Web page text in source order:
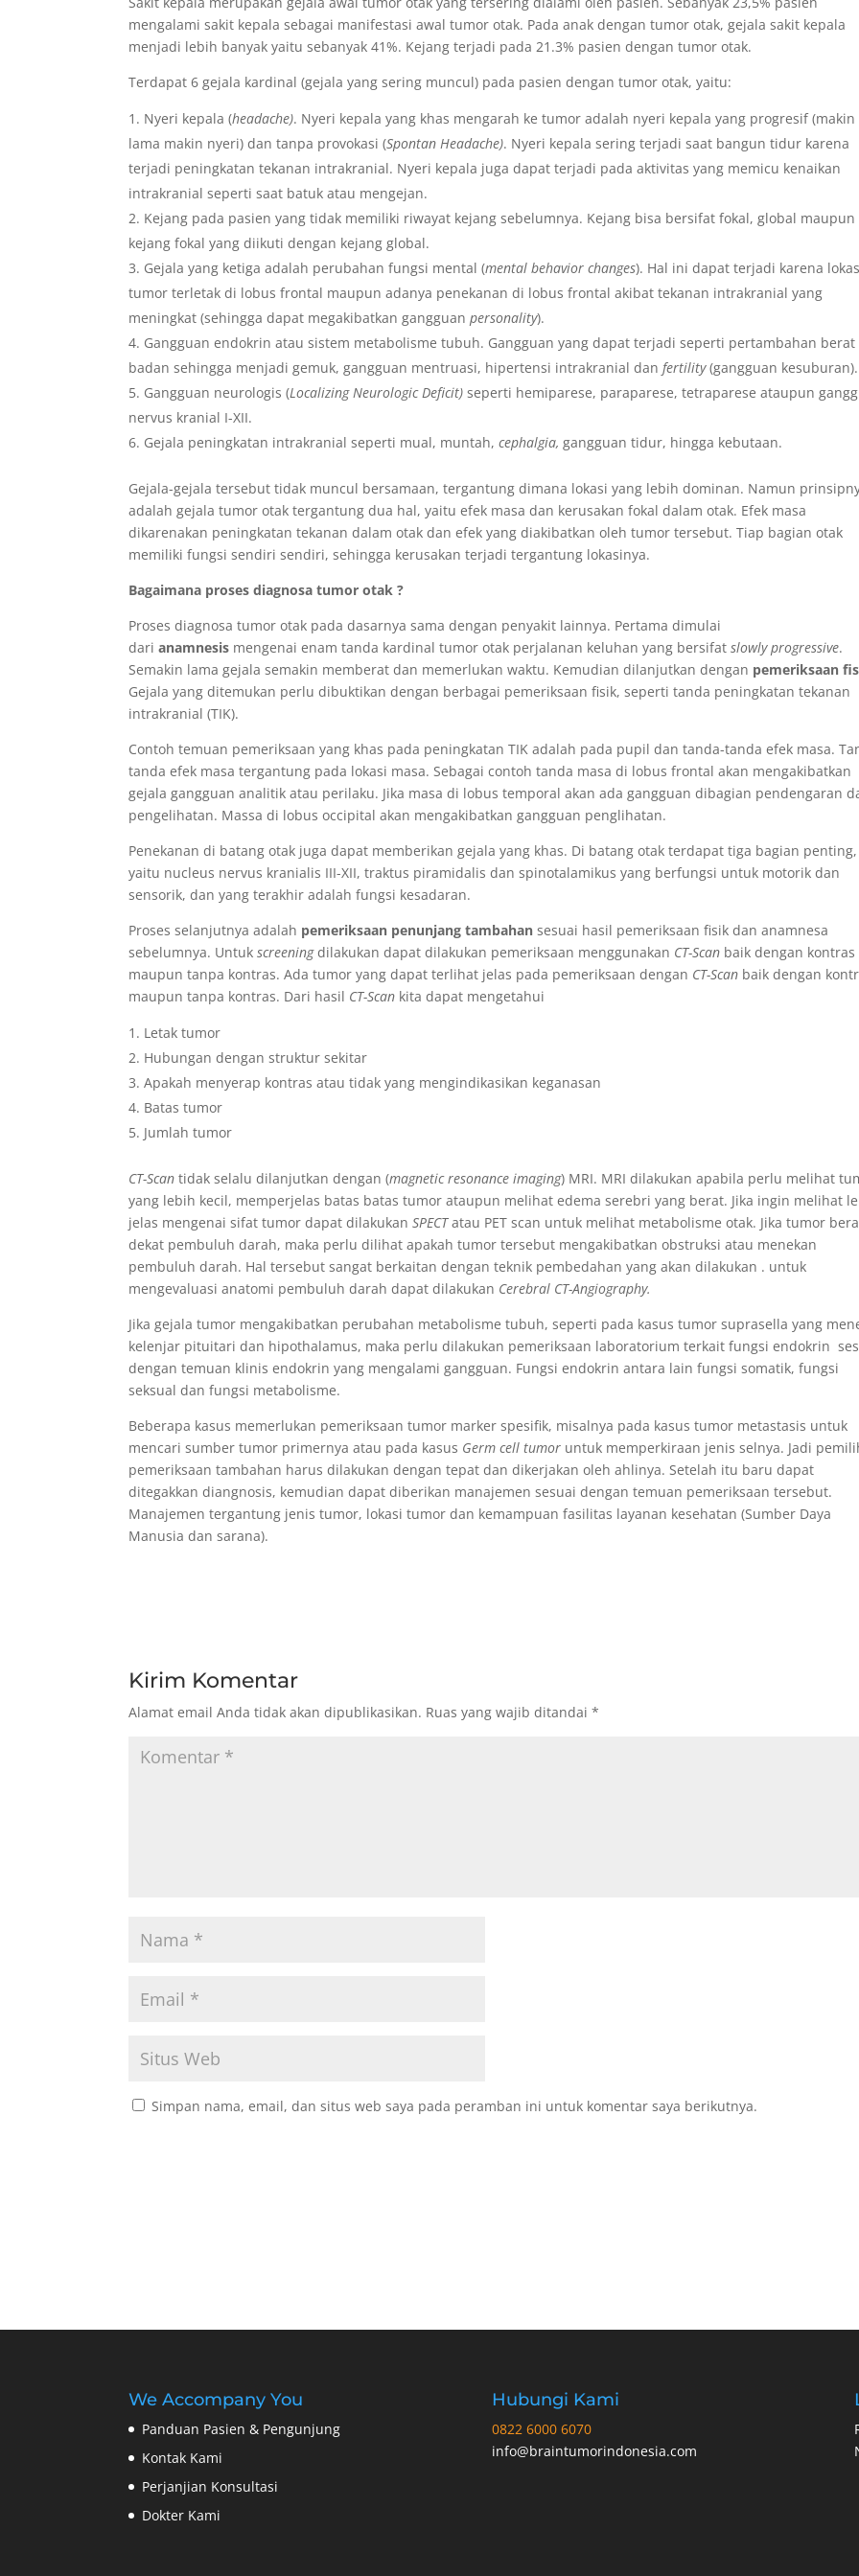
mengalami sakit kepala sebagai manifestasi awal tumor otak. Pada anak dengan tumor otak, gejala sakit kepala
menjadi lebih banyak yaitu sebanyak 41%. Kejang terjadi pada 21.3% pasien dengan tumor otak.
Terdapat 6 gejala kardinal (gejala yang sering muncul) pada pasien dengan tumor otak, yaitu:
Nyeri kepala (headache). Nyeri kepala yang khas mengarah ke tumor adalah nyeri kepala yang progresif (makin
lama makin nyeri) dan tanpa provokasi (Spontan Headache). Nyeri kepala sering terjadi saat bangun tidur karena
terjadi peningkatan tekanan intrakranial. Nyeri kepala juga dapat terjadi pada aktivitas yang memicu kenaikan
intrakranial seperti saat batuk atau mengejan.
Kejang pada pasien yang tidak memiliki riwayat kejang sebelumnya. Kejang bisa bersifat fokal, global maupun
kejang fokal yang diikuti dengan kejang global.
Gejala yang ketiga adalah perubahan fungsi mental (mental behavior changes). Hal ini dapat terjadi karena
tumor terletak di lobus frontal maupun adanya penekanan di lobus frontal akibat tekanan intrakranial yang
meningkat (sehingga dapat megakibatkan gangguanpersonality).
Gangguan endokrin atau sistem metabolisme tubuh. Gangguan yang dapat terjadi seperti pertambahan berat
badan sehingga menjadi gemuk, gangguan mentruasi, hipertensi intrakranial danfertility(gangguan kesuburan).
Gangguan neurologis (Localizing Neurologic Deficit)seperti hemiparese, paraparese, tetraparese ataupun
nervus kranial I-XII.
Gejala peningkatan intrakranial seperti mual, muntah,cephalgia, gangguan tidur, hingga kebutaan.
Gejala-gejala tersebut tidak muncul bersamaan, tergantung dimana lokasi yang lebih dominan. Namun
adalah gejala tumor otak tergantung dua hal, yaitu efek masa dan kerusakan fokal dalam otak. Efek masa
dikarenakan peningkatan tekanan dalam otak dan efek yang diakibatkan oleh tumor tersebut. Tiap bagian otak
memiliki fungsi sendiri sendiri, sehingga kerusakan terjadi tergantung lokasinya.
Bagaimana proses diagnosa tumor otak ?
Proses diagnosa tumor otak pada dasarnya sama dengan penyakit lainnya. Pertama dimulai
darianamnesis mengenai enam tanda kardinal tumor otak perjalanan keluhan yang bersifatslowly progressive.
Semakin lama gejala semakin memberat dan memerlukan waktu. Kemudian dilanjutkan dengan pemeriksaan
Gejala yang ditemukan perlu dibuktikan dengan berbagai pemeriksaan fisik, seperti tanda peningkatan tekanan
intrakranial (TIK).
Contoh temuan pemeriksaan yang khas pada peningkatan TIK adalah pada pupil dan tanda-tanda efek masa.
tanda efek masa tergantung pada lokasi masa. Sebagai contoh tanda masa di lobus frontal akan mengakibatkan
gejala gangguan analitik atau perilaku. Jika masa di lobus temporal akan ada gangguan dibagian pendengaran
pengelihatan. Massa di lobus occipital akan mengakibatkan gangguan penglihatan.
Penekanan di batang otak juga dapat memberikan gejala yang khas. Di batang otak terdapat tiga bagian penting,
yaitu nucleus nervus kranialis III-XII, traktus piramidalis dan spinotalamikus yang berfungsi untuk motorik dan
sensorik, dan yang terakhir adalah fungsi kesadaran.
Proses selanjutnya adalah pemeriksaan penunjang tambahan sesuai hasil pemeriksaan fisik dan anamnesa
sebelumnya. Untukscreeningdilakukan dapat dilakukan pemeriksaan menggunakan CT-Scan baik dengan kontras
maupun tanpa kontras. Ada tumor yang dapat terlihat jelas pada pemeriksaan dengan CT-Scan baik dengan
maupun tanpa kontras. Dari hasil CT-Scan kita dapat mengetahui
Letak tumor
Hubungan dengan struktur sekitar
Apakah menyerap kontras atau tidak yang mengindikasikan keganasan
Batas tumor
Jumlah tumor
CT-Scan tidak selalu dilanjutkan dengan (magnetic resonance imaging) MRI. MRI dilakukan apabila perlu melihat
yang lebih kecil, memperjelas batas batas tumor ataupun melihat edema serebri yang berat. Jika ingin melihat
jelas mengenai sifat tumor dapat dilakukanSPECTatau PET scan untuk melihat metabolisme otak. Jika tumor
dekat pembuluh darah, maka perlu dilihat apakah tumor tersebut mengakibatkan obstruksi atau menekan
pembuluh darah. Hal tersebut sangat berkaitan dengan teknik pembedahan yang akan dilakukan . untuk
mengevaluasi anatomi pembuluh darah dapat dilakukan Cerebral CT-Angiography.
Jika gejala tumor mengakibatkan perubahan metabolisme tubuh, seperti pada kasus tumor suprasella yang
kelenjar pituitari dan hipothalamus, maka perlu dilakukan pemeriksaan laboratorium terkait fungsi endokrin
dengan temuan klinis endokrin yang mengalami gangguan. Fungsi endokrin antara lain fungsi somatik, fungsi
seksual dan fungsi metabolisme.
Beberapa kasus memerlukan pemeriksaan tumor marker spesifik, misalnya pada kasus tumor metastasis untuk
mencari sumber tumor primernya atau pada kasus Germ cell tumor untuk memperkiraan jenis selnya. Jadi
pemeriksaan tambahan harus dilakukan dengan tepat dan dikerjakan oleh ahlinya. Setelah itu baru dapat
ditegakkan diangnosis, kemudian dapat diberikan manajemen sesuai dengan temuan pemeriksaan tersebut.
Manajemen tergantung jenis tumor, lokasi tumor dan kemampuan fasilitas layanan kesehatan (Sumber Daya
Manusia dan sarana).
Kirim Komentar
Alamat email Anda tidak akan dipublikasikan. Ruas yang wajib ditandai*
Simpan nama, email, dan situs web saya pada peramban ini untuk komentar saya berikutnya.
We Accompany You
Panduan Pasien & Pengunjung
Kontak Kami
Perjanjian Konsultasi
Dokter Kami
Hubungi Kami
0822 6000 6070
info@braintumorindonesia.com